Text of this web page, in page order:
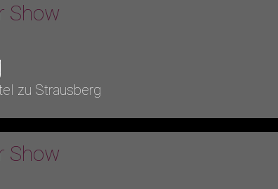
Show
zu Strausberg
Show